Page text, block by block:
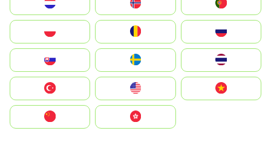
United States
中國香港特別行政區